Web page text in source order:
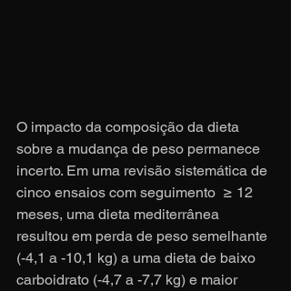
O impacto da composição da dieta
sobre a mudança de peso permanece
incerto. Em uma revisão sistemática de
cinco ensaios com seguimento  ≥ 12
meses, uma dieta mediterrânea
resultou em perda de peso semelhante
(-4,1 a -10,1 kg) a uma dieta de baixo
carboidrato (-4,7 a -7,7 kg) e maior